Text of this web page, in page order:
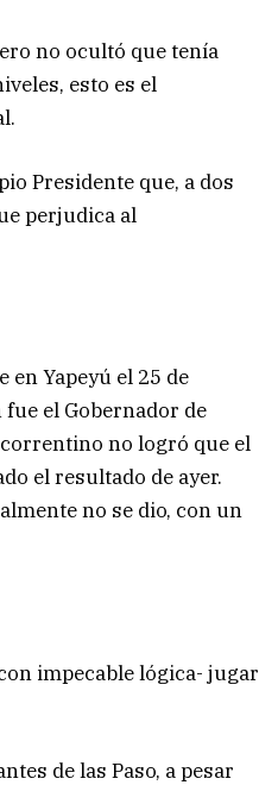
no ocultó que tenía
esto es el
Presidente que, a dos
perjudica al
Yapeyú el 25 de
el Gobernador de
no logró que el
el resultado de ayer.
no se dio, con un
impecable lógica- jugar
de las Paso, a pesar